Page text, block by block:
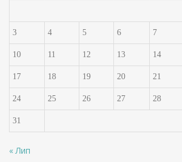
3 4 5 6 7
10 11 12 13 14
17 18 19 20 21
24 25 26 27 28
31
« Лип